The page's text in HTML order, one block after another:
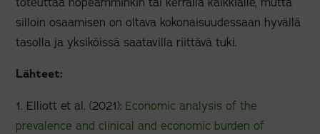
silloin osaamisen on oltava kokonaisuudessaan hyvällä
tasolla ja yksiköissä saatavilla riittävä tuki.
Lähteet:
1. Elliott et al. (2021): Economic analysis of the
prevalence and clinical and economic burden of